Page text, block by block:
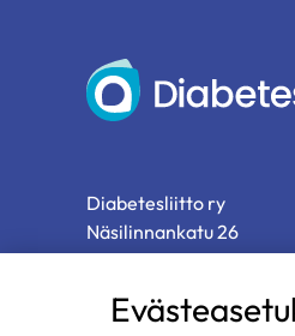
Diabetesliitto
Diabetesliitto ry
Näsilinnankatu 26
33200 Tampere
p. 03 2860 111 (ma-pe